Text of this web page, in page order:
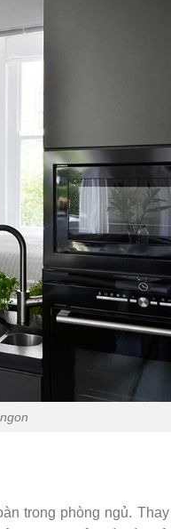
trong phòng ngủ.